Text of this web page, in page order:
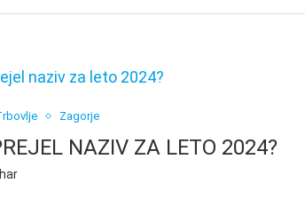
Zagorje
NAZIV ZA LETO 2024?